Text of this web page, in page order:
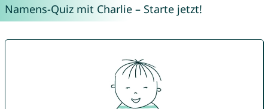
Namens-Quiz mit Charlie – Starte jetzt!